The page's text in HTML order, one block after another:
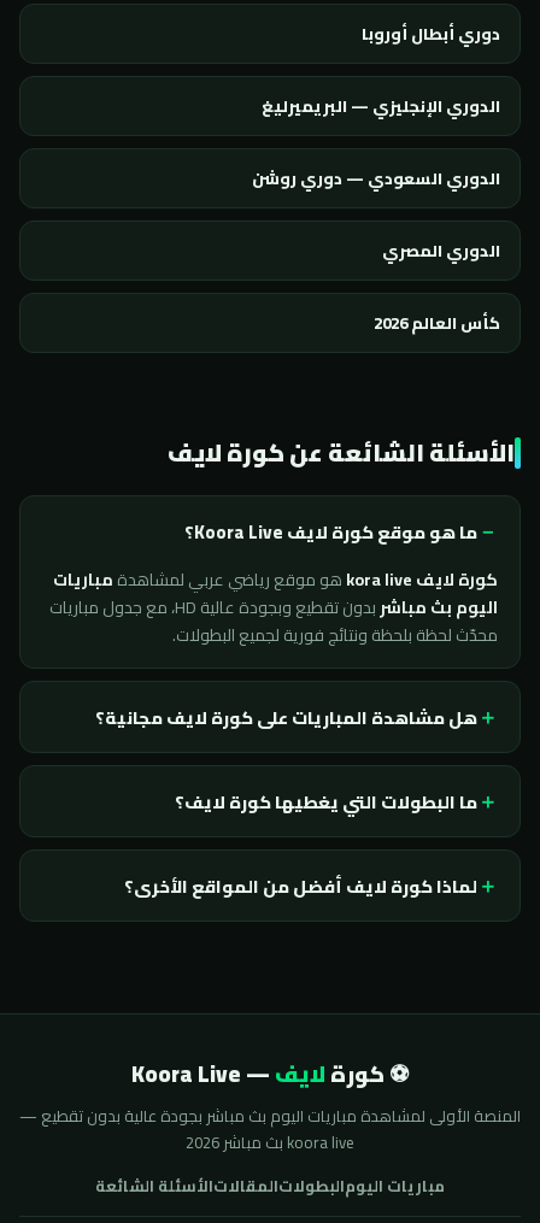
دوري أبطال أوروبا
الدوري الإنجليزي — البريميرليغ
الدوري السعودي — دوري روشن
الدوري المصري
كأس العالم 2026
الأسئلة الشائعة عن كورة لايف
ما هو موقع كورة لايف Koora Live؟
كورة لايف kora live هو موقع رياضي عربي لمشاهدةمباريات
اليوم بث مباشر
بدون تقطيع وبجودة عالية HD، مع جدول مباريات
محدّث لحظة بلحظة ونتائج فورية لجميع البطولات.
هل مشاهدة المباريات على كورة لايف مجانية؟
ما البطولات التي يغطيها كورة لايف؟
لماذا كورة لايف أفضل من المواقع الأخرى؟
⚽ كورةلايف— Koora Live
المنصة الأولى لمشاهدة مباريات اليوم بث مباشر بجودة عالية بدون تقطيع —
koora live بث مباشر 2026
مباريات اليومالبطولاتالمقالاتالأسئلة الشائعة